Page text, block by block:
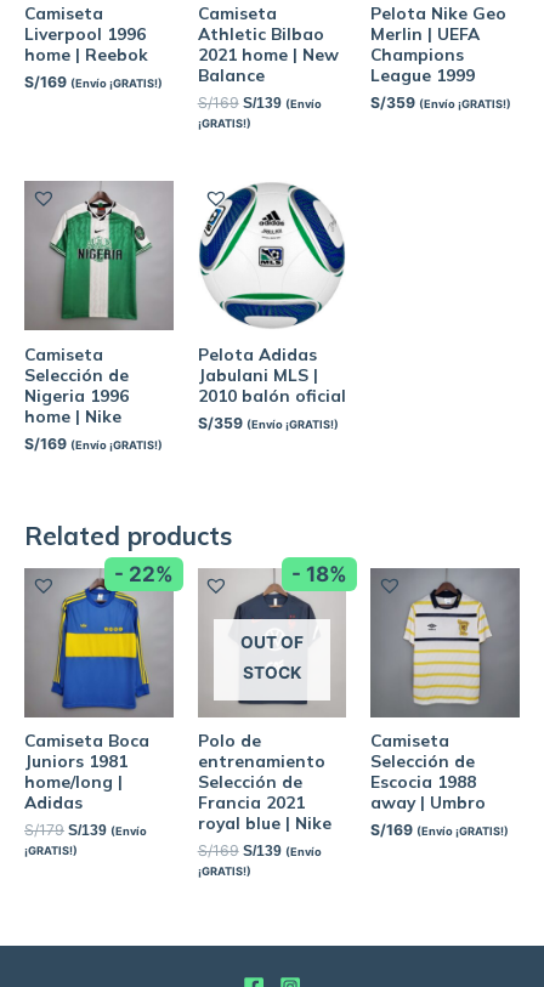
Camiseta
Liverpool 1996
home | Reebok
S/169 (Envío ¡GRATIS!)
Camiseta
Athletic Bilbao
2021 home | New
Balance
S/169 S/139 (Envío
¡GRATIS!)
Pelota Nike Geo
Merlin | UEFA
Champions
League 1999
S/359 (Envío ¡GRATIS!)
Camiseta
Selección de
Nigeria 1996
home | Nike
S/169 (Envío ¡GRATIS!)
Pelota Adidas
Jabulani MLS |
2010 balón oficial
S/359 (Envío ¡GRATIS!)
Related products
- 22%
Camiseta Boca
Juniors 1981
home/long |
Adidas
S/179 S/139 (Envío
¡GRATIS!)
- 18%
OUT OF
STOCK
Polo de
entrenamiento
Selección de
Francia 2021
royal blue | Nike
S/169 S/139 (Envío
¡GRATIS!)
Camiseta
Selección de
Escocia 1988
away | Umbro
S/169 (Envío ¡GRATIS!)